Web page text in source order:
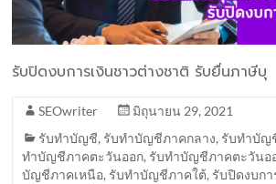
รับปิดงบการเงินชาวต่างชาติ รับยื่นภาษีบุ
SEOwriter
มิถุนายน 29, 2021
รับทำบัญชี, รับทำบัญชีภาคกลาง, รับทำบัญ
ทำบัญชีภาคตะวันออก, รับทำบัญชีภาคตะวันอ
บัญชีภาคเหนือ, รับทำบัญชีภาคใต้, รับปิดงบก